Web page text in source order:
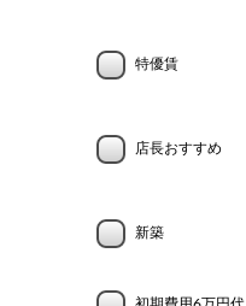
特優賃
店長おすすめ
新築